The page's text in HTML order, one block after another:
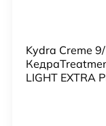
Kydra Creme
LIGHT EXTRA